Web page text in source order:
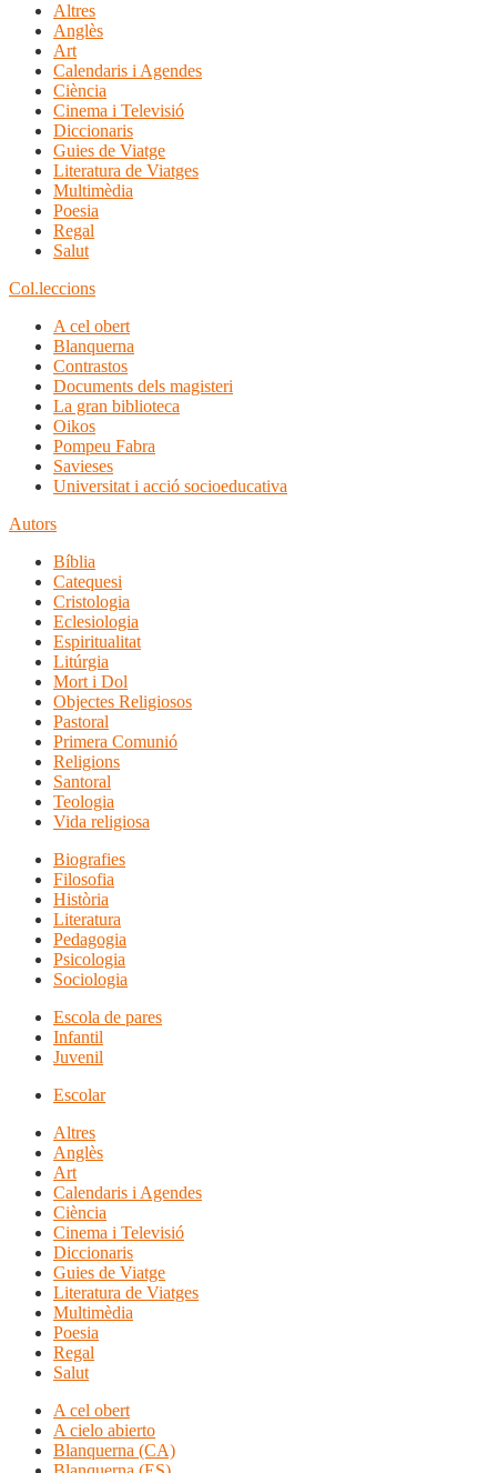
Altres
Anglès
Art
Calendaris i Agendes
Ciència
Cinema i Televisió
Diccionaris
Guies de Viatge
Literatura de Viatges
Multimèdia
Poesia
Regal
Salut
Col.leccions
A cel obert
Blanquerna
Contrastos
Documents dels magisteri
La gran biblioteca
Oikos
Pompeu Fabra
Savieses
Universitat i acció socioeducativa
Autors
Bíblia
Catequesi
Cristologia
Eclesiologia
Espiritualitat
Litúrgia
Mort i Dol
Objectes Religiosos
Pastoral
Primera Comunió
Religions
Santoral
Teologia
Vida religiosa
Biografies
Filosofia
Història
Literatura
Pedagogia
Psicologia
Sociologia
Escola de pares
Infantil
Juvenil
Escolar
Altres
Anglès
Art
Calendaris i Agendes
Ciència
Cinema i Televisió
Diccionaris
Guies de Viatge
Literatura de Viatges
Multimèdia
Poesia
Regal
Salut
A cel obert
A cielo abierto
Blanquerna (CA)